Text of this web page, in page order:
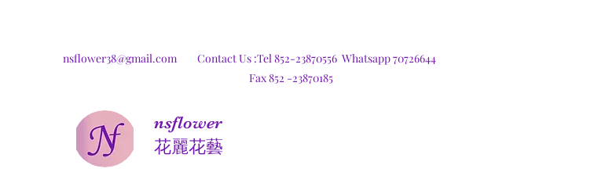
nsflower38@gmail.com Contact Us :Tel 852-23870556 Whatsapp 70726644
Fax 852 -23870185
nsflower
​花麗花藝